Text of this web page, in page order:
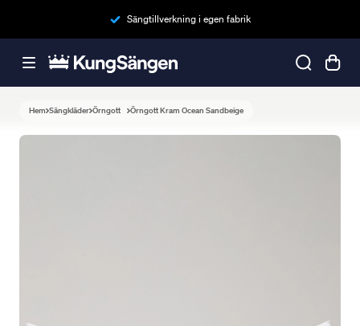
Sängtillverkning i egen fabrik
Hem Sängkläder Örngott Örngott Kram Ocean Sandbeige